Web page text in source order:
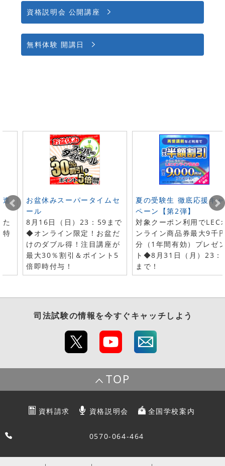
資格説明会 公開講座
無料体験 開講日
進
特
お盆休みスーパータイムセ
ール
8月16日（日）23：59まで
◆オンライン限定！お盆だ
けのダブル得！注目講座が
最大30％割引＆ポイント5
倍即時付与！
夏の受験生 徹底応援キ
ペーン【第2弾】
対象クーポン利用でLEC
ンライン商品券最大9千
分（1年間有効）プレゼ
ト◆8月31日（月）23：
まで！
司法試験の情報を今すぐキャッチしよう
TOP
資料請求 資格説明会 全国学校案内
0570-064-464